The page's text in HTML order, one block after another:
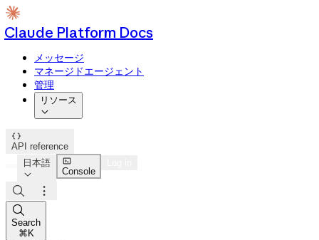
Claude Platform Docs
メッセージ
マネージドエージェント
管理
リソース


API reference
日本語


Console



Search
⌘K